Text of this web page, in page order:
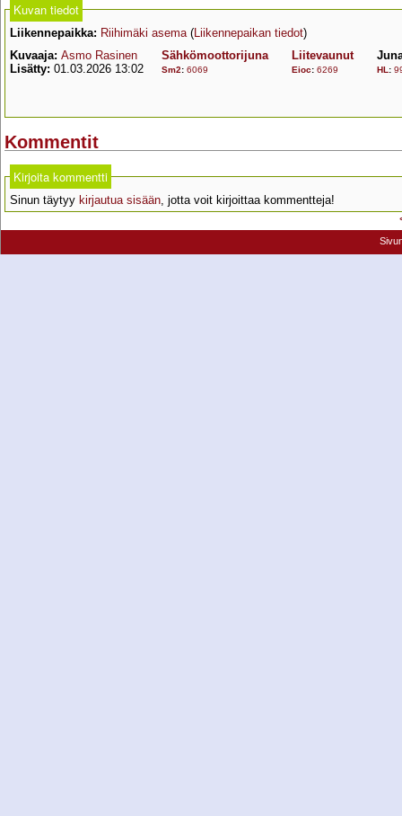
Kuvan tiedot
Liikennepaikka: Riihimäki asema(Liikennepaikan tiedot)
Kuvaaja: Asmo Rasinen
Lisätty: 01.03.2026 13:02
Sähkömoottorijuna
Sm2: 6069
Liitevaunut
Eioc: 6269 HL:
Kommentit
Kirjoita kommentti
Sinun täytyy kirjautua sisään, jotta voit kirjoittaa kommentteja!